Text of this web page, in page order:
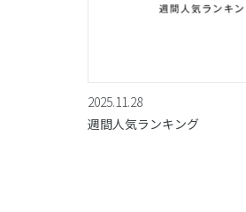
2025.11.28
週間人気ランキング